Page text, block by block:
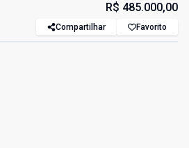
R$ 485.000,00
Compartilhar Favorito